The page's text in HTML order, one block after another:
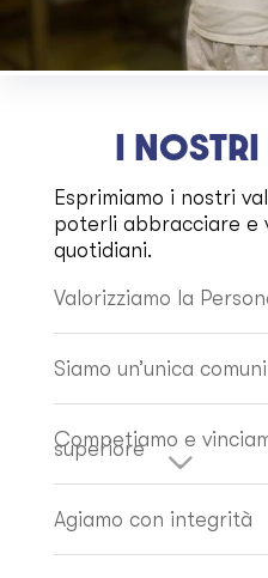
I
Esprimiamo i nostri
poterli abbracciare e
quotidiani.
Valorizziamo la
Siamo un’unica
Competiamo e
superiore
Agiamo con integrità